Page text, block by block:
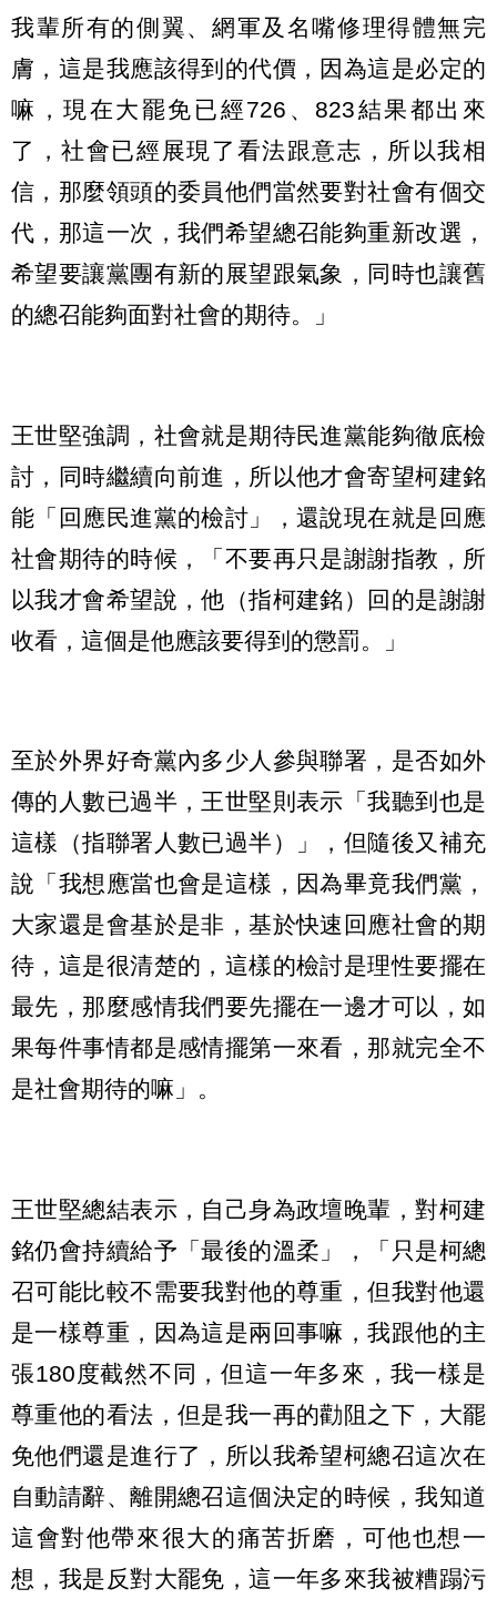
我輩所有的側翼、網軍及名嘴修理得體無完
膚，這是我應該得到的代價，因為這是必定的
嘛，現在大罷免已經726、823結果都出來
了，社會已經展現了看法跟意志，所以我相
信，那麼領頭的委員他們當然要對社會有個交
代，那這一次，我們希望總召能夠重新改選，
希望要讓黨團有新的展望跟氣象，同時也讓舊
的總召能夠面對社會的期待。」
王世堅強調，社會就是期待民進黨能夠徹底檢
討，同時繼續向前進，所以他才會寄望柯建銘
能「回應民進黨的檢討」，還說現在就是回應
社會期待的時候，「不要再只是謝謝指教，所
以我才會希望說，他（指柯建銘）回的是謝謝
收看，這個是他應該要得到的懲罰。」
至於外界好奇黨內多少人參與聯署，是否如外
傳的人數已過半，王世堅則表示「我聽到也是
這樣（指聯署人數已過半）」，但隨後又補充
說「我想應當也會是這樣，因為畢竟我們黨，
大家還是會基於是非，基於快速回應社會的期
待，這是很清楚的，這樣的檢討是理性要擺在
最先，那麼感情我們要先擺在一邊才可以，如
果每件事情都是感情擺第一來看，那就完全不
是社會期待的嘛」。
王世堅總結表示，自己身為政壇晚輩，對柯建
銘仍會持續給予「最後的溫柔」，「只是柯總
召可能比較不需要我對他的尊重，但我對他還
是一樣尊重，因為這是兩回事嘛，我跟他的主
張180度截然不同，但這一年多來，我一樣是
尊重他的看法，但是我一再的勸阻之下，大罷
免他們還是進行了，所以我希望柯總召這次在
自動請辭、離開總召這個決定的時候，我知道
這會對他帶來很大的痛苦折磨，可他也想一
想，我是反對大罷免，這一年多來我被糟蹋污